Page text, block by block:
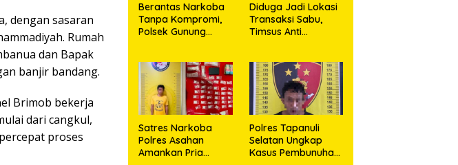
dengan sasaran
Rumah
dan Bapak
banjir bandang.
Brimob bekerja
dari cangkul,
proses
Berantas Narkoba
Tanpa Kompromi,
Polsek Gunung
Nagori Karangsari
Diduga Jadi Lokasi
Transaksi Sabu,
Timsus Anti
Seorang Pria
dengan Barang
Bukti 63,67 Gram
Sabu
Satres Narkoba
Polres Asahan
Amankan Pria
Polres Tapanuli
Selatan Ungkap
Kasus Pembunuhan